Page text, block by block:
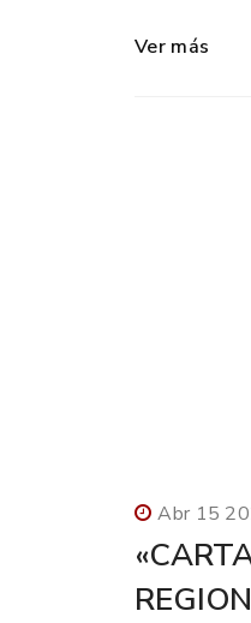
Ver más
Abr 15